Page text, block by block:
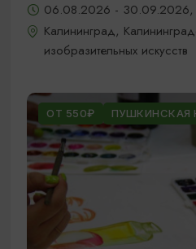
06.08.2026 -
Калининград,
изобразительных искусств
ОТ 550₽ ПУШКИНСКАЯ